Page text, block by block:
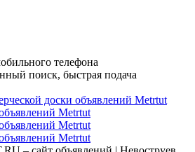
телефона
поиск, быстрая подача